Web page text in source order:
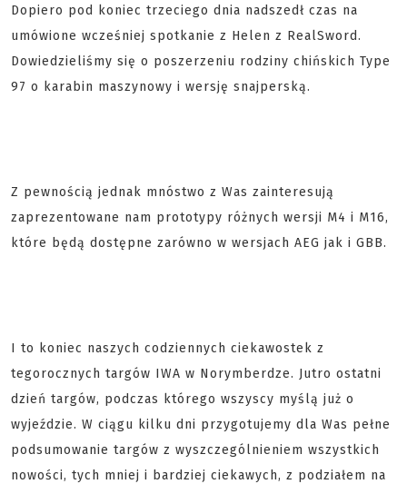
Dopiero pod koniec trzeciego dnia nadszedł czas na
umówione wcześniej spotkanie z Helen z RealSword.
Dowiedzieliśmy się o poszerzeniu rodziny chińskich Type
97 o karabin maszynowy i wersję snajperską.
Z pewnością jednak mnóstwo z Was zainteresują
zaprezentowane nam prototypy różnych wersji M4 i M16,
które będą dostępne zarówno w wersjach AEG jak i GBB.
I to koniec naszych codziennych ciekawostek z
tegorocznych targów IWA w Norymberdze. Jutro ostatni
dzień targów, podczas którego wszyscy myślą już o
wyjeździe. W ciągu kilku dni przygotujemy dla Was pełne
podsumowanie targów z wyszczególnieniem wszystkich
nowości, tych mniej i bardziej ciekawych, z podziałem na